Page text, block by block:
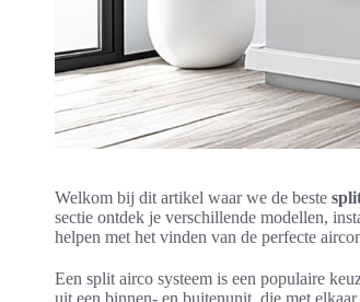
Welkom bij dit artikel waar we de beste
sectie ontdek je verschillende modellen,
helpen met het vinden van de perfecte
Een split airco systeem is een populaire
uit een binnen- en buitenunit, die met